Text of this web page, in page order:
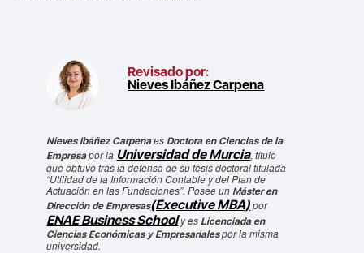
Revisado por:
Nieves Ibáñez Carpena
Nieves Ibáñez Carpenaes Doctora en Ciencias de la
Empresapor la Universidad de Murcia, título
que obtuvo tras la defensa de su tesis doctoral titulada
“Utilidad de la Información Contable y del Plan de
Actuación en las Fundaciones”. Posee un Máster en
Dirección de Empresas(Executive MBA)por
ENAE Business Schooly es Licenciada en
Ciencias Económicas y Empresarialespor la misma
universidad.